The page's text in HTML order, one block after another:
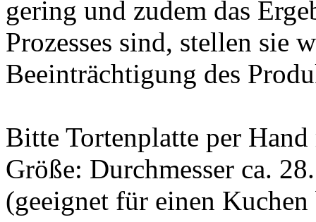
gering und zudem das
Prozesses sind, stellen sie
Beeinträchtigung des
Bitte Tortenplatte per
Größe: Durchmesser ca.
(geeignet für einen